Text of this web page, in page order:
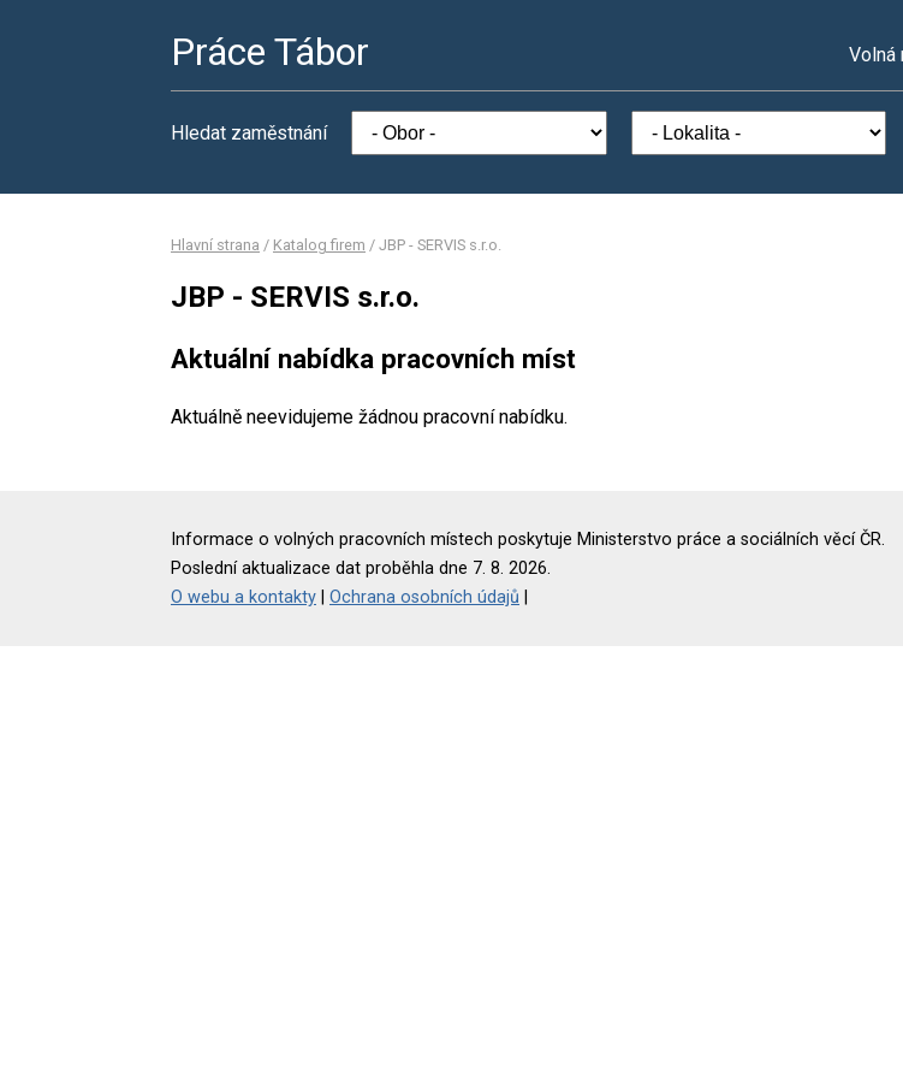
Práce Tábor Volná
Hledat zaměstnání
Hlavní strana / Katalog firem / JBP - SERVIS s.r.o.
JBP - SERVIS s.r.o.
Aktuální nabídka pracovních míst
Aktuálně neevidujeme žádnou pracovní nabídku.
Informace o volných pracovních místech poskytuje Ministerstvo práce a sociálních věcí ČR.
Poslední aktualizace dat proběhla dne 7. 8. 2026.
O webu a kontakty
Ochrana osobních údajů